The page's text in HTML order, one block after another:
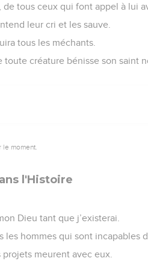
tous ceux qui font appel à lui
leur cri et les sauve.
tous les méchants.
créature bénisse son saint
moment.
l'Histoire
Dieu tant que j’existerai.
les hommes qui sont incapables
meurent avec eux.